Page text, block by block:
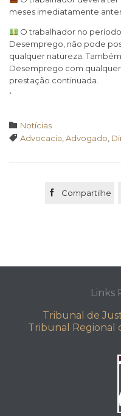
meses imediatamente
O trabalhador no
Desemprego, não pode
qualquer natureza.
Desemprego com
prestação continuada.
•
 Category
Notícias
 Tags
Advocacia Advogado
 Compartilhe
Links
Tribunal de
Tribunal Regional